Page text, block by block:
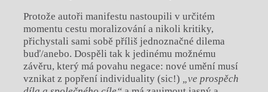
Protože autoři manifestu nastoupili v určitém
momentu cestu moralizování a nikoli kritiky,
přichystali sami sobě příliš jednoznačné dilema
buď/anebo. Dospěli tak k jedinému možnému
závěru, který má povahu negace: nové umění musí
vznikat z popření individuality (sic!)
„ve prospěch